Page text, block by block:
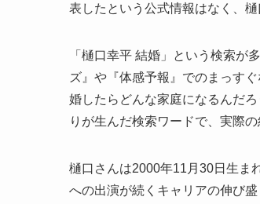
表したという公式情報はなく、
「樋口幸平 結婚」という検索が
ズ』や『体感予報』でのまっす
婚したらどんな家庭になるんだ
りが生んだ検索ワードで、実際
樋口さんは2000年11月30日生ま
への出演が続くキャリアの伸び